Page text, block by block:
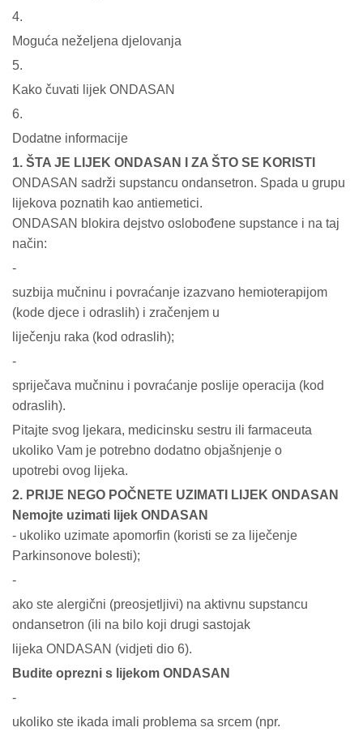
4.
Moguća neželjena djelovanja
5.
Kako čuvati lijek ONDASAN
6.
Dodatne informacije
1. ŠTA JE LIJEK ONDASAN I ZA ŠTO SE KORISTI
ONDASAN sadrži supstancu ondansetron. Spada u grupu
lijekova poznatih kao antiemetici.
ONDASAN blokira dejstvo oslobođene supstance i na taj
način:
-
suzbija mučninu i povraćanje izazvano hemioterapijom
(kode djece i odraslih) i zračenjem u
liječenju raka (kod odraslih);
-
spriječava mučninu i povraćanje poslije operacija (kod
odraslih).
Pitajte svog ljekara, medicinsku sestru ili farmaceuta
ukoliko Vam je potrebno dodatno objašnjenje o
upotrebi ovog lijeka.
2. PRIJE NEGO POČNETE UZIMATI LIJEK ONDASAN
Nemojte uzimati lijek ONDASAN
- ukoliko uzimate apomorfin (koristi se za liječenje
Parkinsonove bolesti);
-
ako ste alergični (preosjetljivi) na aktivnu supstancu
ondansetron (ili na bilo koji drugi sastojak
lijeka ONDASAN (vidjeti dio 6).
Budite oprezni s lijekom ONDASAN
-
ukoliko ste ikada imali problema sa srcem (npr.